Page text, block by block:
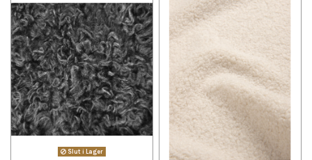
Slut i Lager